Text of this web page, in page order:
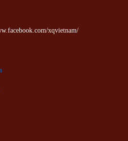
xqvietnam/